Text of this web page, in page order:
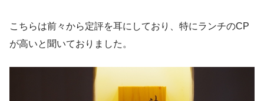
こちらは前々から定評を耳にしており、特にランチのCP
が高いと聞いておりました。